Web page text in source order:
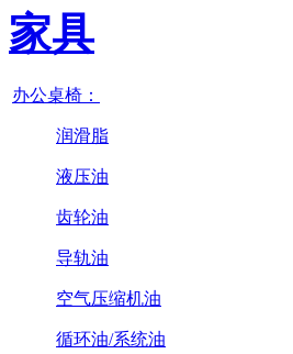
家具
办公桌椅：
润滑脂
液压油
齿轮油
导轨油
空气压缩机油
循环油/系统油